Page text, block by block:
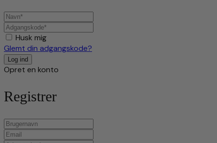
Husk mig
Glemt din adgangskode?
Opret en konto
Registrer